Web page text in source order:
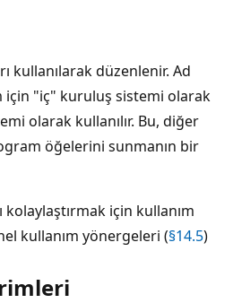
kullanılarak düzenlenir. Ad
için "iç" kuruluş sistemi olarak
olarak kullanılır. Bu, diğer
öğelerini sunmanın bir
kolaylaştırmak için kullanım
kullanım yönergeleri (§14.5)